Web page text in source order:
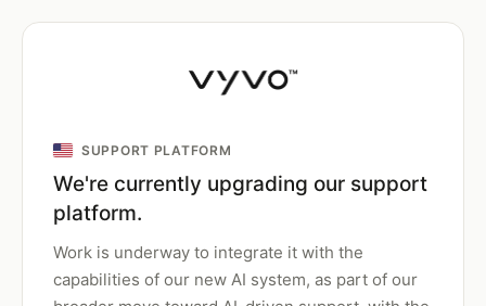
SUPPORT PLATFORM
We're currently upgrading our support
platform.
Work is underway to integrate it with the
capabilities of our new AI system, as part of our